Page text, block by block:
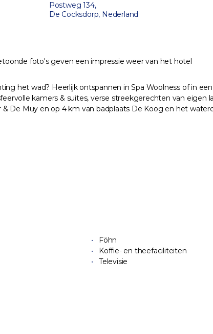
Postweg 134,
De Cocksdorp, Nederland
foto's geven een impressie weer van het hotel
het wad? Heerlijk ontspannen in Spa Woolness of in
kamers & suites, verse streekgerechten van eigen
De Muy en op 4 km van badplaats De Koog en het
Föhn
Koffie- en theefaciliteiten
Televisie